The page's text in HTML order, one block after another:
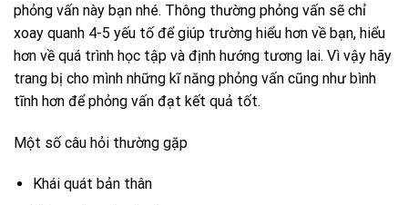
phỏng vấn này bạn nhé. Thông thường phỏng vấn sẽ chỉ
xoay quanh 4-5 yếu tố để giúp trường hiểu hơn về bạn, hiểu
hơn về quá trình học tập và định hướng tương lai. Vì vậy hãy
trang bị cho mình những kĩ năng phỏng vấn cũng như bình
tĩnh hơn để phỏng vấn đạt kết quả tốt.
Một số câu hỏi thường gặp
Khái quát bản thân